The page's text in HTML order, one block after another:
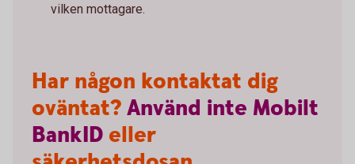
vilken mottagare.
Har någon kontaktat dig
oväntat?Använd inte Mobilt
BankID eller